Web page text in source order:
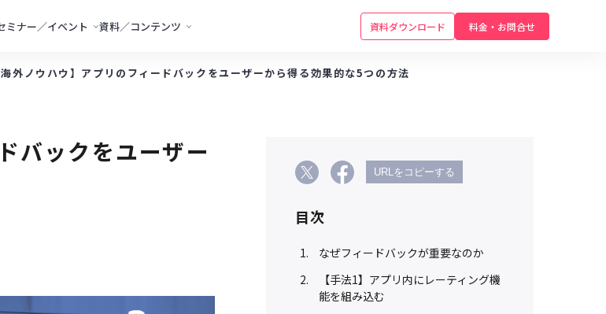
ミナー／イベント 資料／コンテンツ 資料ダウンロード 料金・お問合せ
海外ノウハウ】アプリのフィードバックをユーザーから得る効果的な5つの方法
バックをユーザー
URLをコピーする
目次
なぜフィードバックが重要なのか
【手法1】アプリ内にレーティング機
能を組み込む